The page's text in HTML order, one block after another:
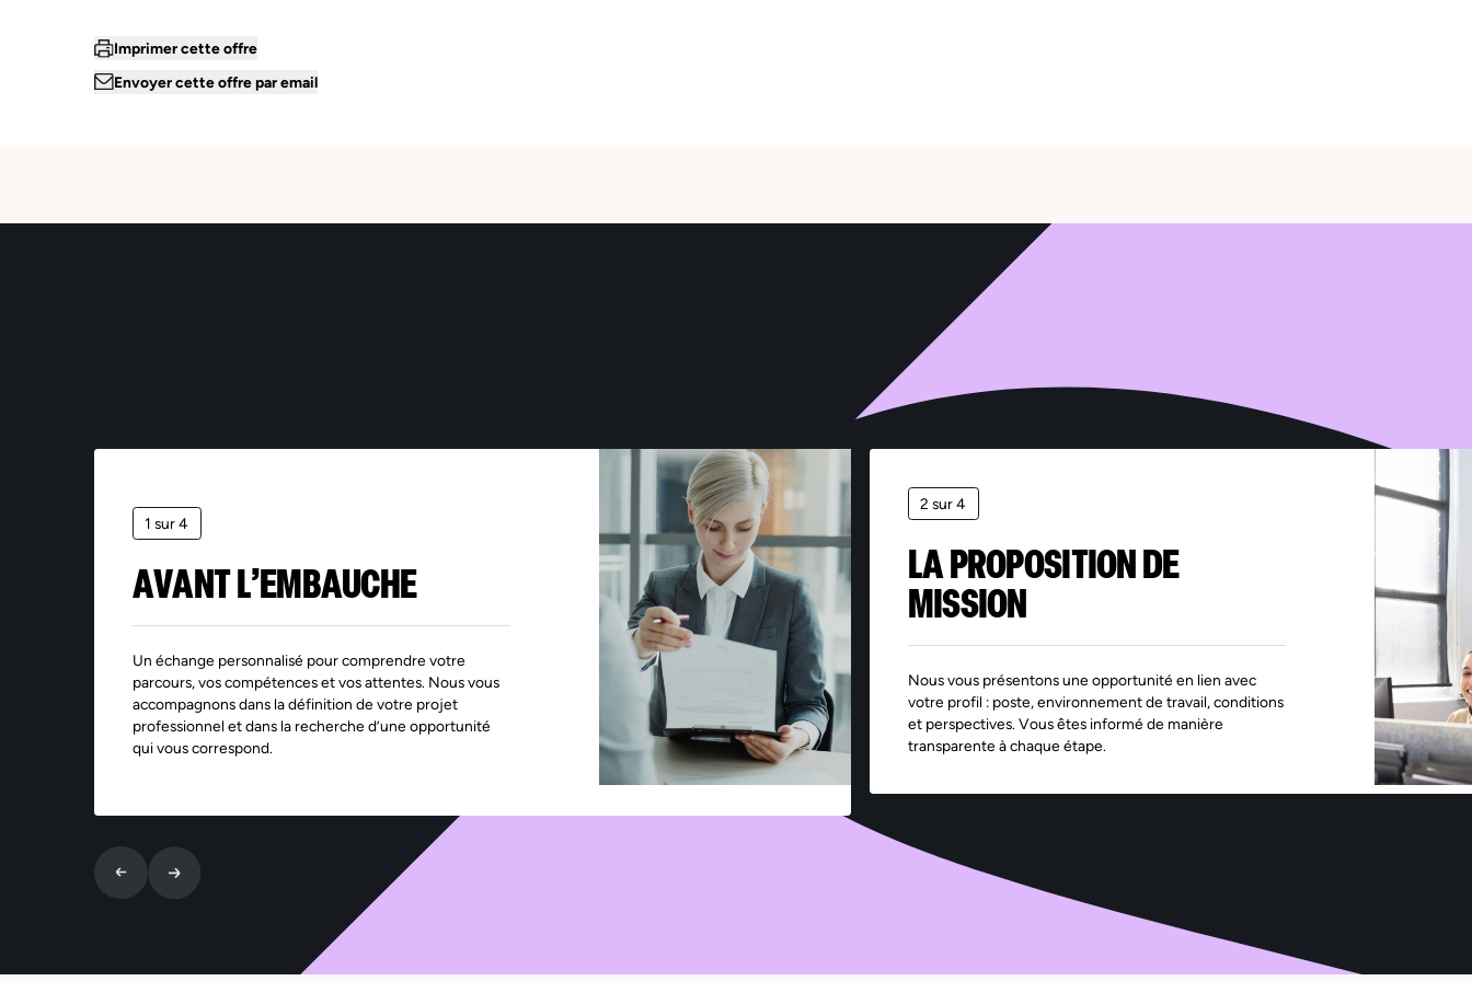
Imprimer cette offre
Envoyer cette offre par email
1 sur 4
AVANT L’EMBAUCHE
Un échange personnalisé pour comprendre votre
parcours, vos compétences et vos attentes. Nous vous
accompagnons dans la définition de votre projet
professionnel et dans la recherche d’une opportunité
qui vous correspond.
2 sur 4
LA PROPOSITION DE
MISSION
Nous vous présentons une opportunité en lien avec
votre profil : poste, environnement de travail, conditions
et perspectives. Vous êtes informé de manière
transparente à chaque étape.